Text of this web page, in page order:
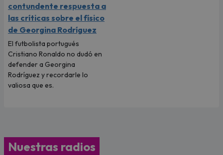
contundente respuesta a
las críticas sobre el físico
de Georgina Rodríguez
El futbolista portugués
Cristiano Ronaldo no dudó en
defender a Georgina
Rodríguez y recordarle lo
valiosa que es.
Nuestras radios